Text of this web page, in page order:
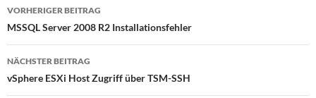
Beitragsnavigation
VORHERIGER BEITRAG
MSSQL Server 2008 R2 Installationsfehler
NÄCHSTER BEITRAG
vSphere ESXi Host Zugriff über TSM-SSH